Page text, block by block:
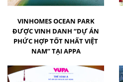
VINHOMES OCEAN PARK
ĐƯỢC VINH DANH “DỰ ÁN
PHỨC HỢP TỐT NHẤT VIỆT
NAM” TẠI APPA